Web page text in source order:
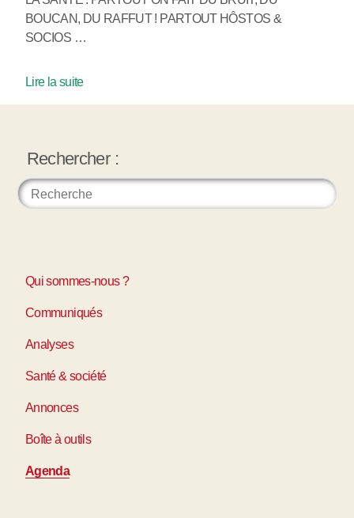
BOUCAN, DU RAFFUT ! PARTOUT HÔSTOS &
SOCIOS …
Lire la suite
Rechercher :
Qui sommes-nous ?
Communiqués
Analyses
Santé & société
Annonces
Boîte à outils
Agenda